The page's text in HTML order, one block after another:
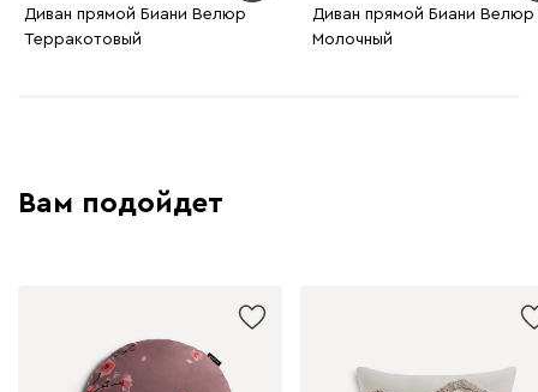
Диван прямой Биани Велюр
Терракотовый
Диван прямой Биани Велюр
Молочный
Вам подойдет